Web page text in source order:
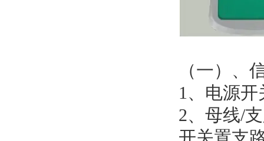
（一）、
1、电源
2、母线/